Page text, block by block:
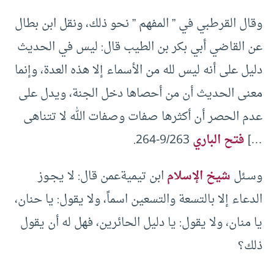
وقال القرطبي في ” المفهم ” نحو ذلك، ونقل ابن بطال
عن القاضي أبي بكر بن الطيب قال: ليس في الحديث
دليل على أنه ليس لله من الأسماء إلا هذه العدة، وإنما
معنى الحديث أن من أحصاها دخل الجنة، ويدل على
عدم الحصر أن أكثرها صفات وصفات الله لا تتناهى
…]فتح الباري
وسـئلشيخ الإسلامابن تيميةعمن قال‏:‏ لا يجـوز
الدعاء إلا بالتسعة والتسعين اسماً، ولا يقول‏:‏ يا حنان،
يا منان، ولا يقول‏:‏ يا دليل الحائرين، فهل له أن يقول
ذلك‏؟‏